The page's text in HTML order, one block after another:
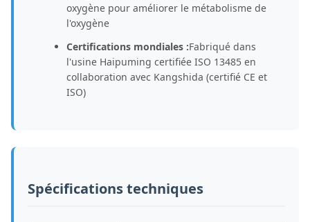
oxygène pour améliorer le métabolisme de
l'oxygène
Certifications mondiales :Fabriqué dans
l'usine Haipuming certifiée ISO 13485 en
collaboration avec Kangshida (certifié CE et
ISO)
Spécifications techniques